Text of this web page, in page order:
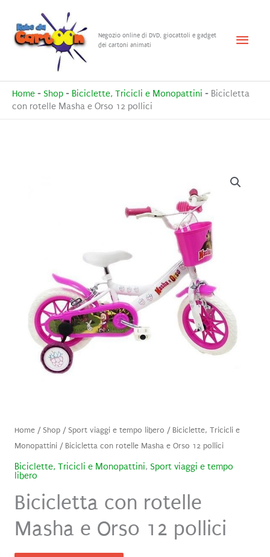
contenuto
Negozio online di DVD, giocattoli e gadget
dei cartoni animati
Menu
Home - Shop - Biciclette, Tricicli e Monopattini - Bicicletta
con rotelle Masha e Orso 12 pollici
Home/ Shop/ Sport viaggi e tempo libero / Biciclette, Tricicli e
Monopattini/ Bicicletta con rotelle Masha e Orso 12 pollici
Biciclette, Tricicli e Monopattini, Sport viaggi e tempo
libero
Bicicletta con rotelle
Masha e Orso 12 pollici